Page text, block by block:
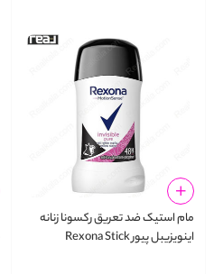
مام استیک ضد تعریق رکسونا زنانه
اینویزیبل پیور Rexona Stick